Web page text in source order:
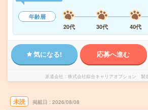
年齢層
20代
30代 40代
気になる! 応募へ進む
派遣会社 株式会社綜合キャリアオプション 製
未読 掲載日 2026/08/08